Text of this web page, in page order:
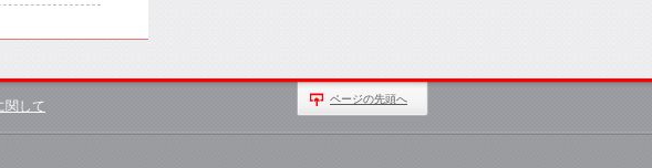
関して ページの先頭へ